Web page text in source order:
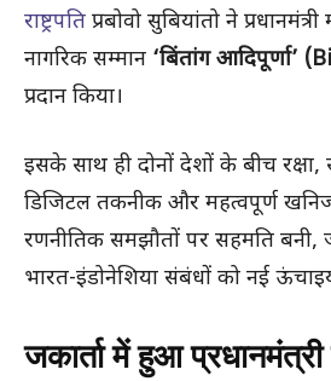
राष्ट्रपति प्रबोवो सुबियांतो ने
नागरिक सम्मान ‘बिंतांग
प्रदान किया।
इसके साथ ही दोनों देशों के बीच रक्षा,
डिजिटल तकनीक और महत्वपूर्ण
रणनीतिक समझौतों पर सहमति बनी,
भारत-इंडोनेशिया संबंधों को नई
जकार्ता में हुआ प्रधानमंत्री